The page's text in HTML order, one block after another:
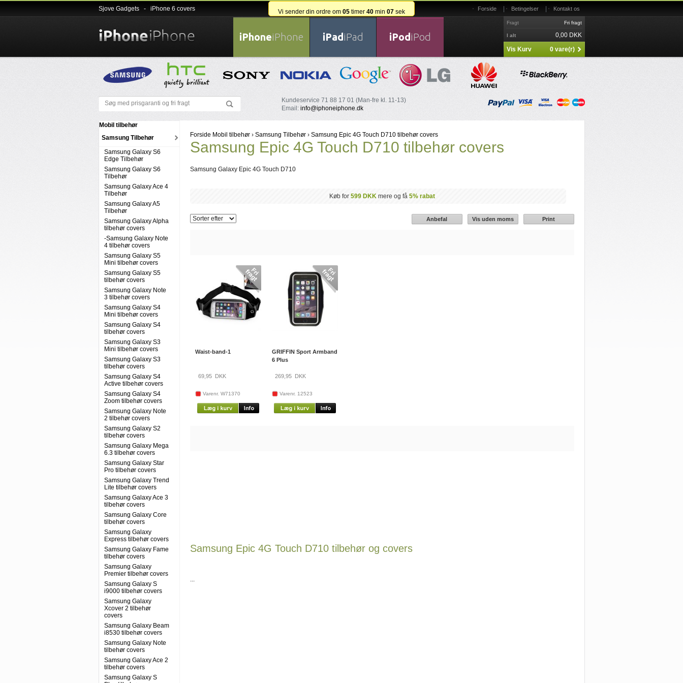
Sjove Gadgets- iPhone 6 covers Vi sender din ordre om 05timer 40min 07sek Forside Betingelser Kontakt os
Mobil tilbehør
Samsung Tilbehør
Samsung Galaxy S6
Edge Tilbehør
Samsung Galaxy S6
Tilbehør
Samsung Galaxy Ace 4
Tilbehør
Samsung Galaxy A5
Tilbehør
Samsung Galaxy Alpha
tilbehør covers
-Samsung Galaxy Note
4 tilbehør covers
Samsung Galaxy S5
Mini tilbehør covers
Samsung Galaxy S5
tilbehør covers
Samsung Galaxy Note
3 tilbehør covers
Samsung Galaxy S4
Mini tilbehør covers
Samsung Galaxy S4
tilbehør covers
Samsung Galaxy S3
Mini tilbehør covers
Samsung Galaxy S3
tilbehør covers
Samsung Galaxy S4
Active tilbehør covers
Samsung Galaxy S4
Zoom tilbehør covers
Samsung Galaxy Note
2 tilbehør covers
Samsung Galaxy S2
tilbehør covers
Samsung Galaxy Mega
6.3 tilbehør covers
Samsung Galaxy Star
Pro tilbehør covers
Samsung Galaxy Trend
Lite tilbehør covers
Samsung Galaxy Ace 3
tilbehør covers
Samsung Galaxy Core
tilbehør covers
Samsung Galaxy
Express tilbehør covers
Samsung Galaxy Fame
tilbehør covers
Samsung Galaxy
Premier tilbehør covers
Samsung Galaxy S
i9000 tilbehør covers
Samsung Galaxy
Xcover 2 tilbehør
covers
Samsung Galaxy Beam
i8530 tilbehør covers
Samsung Galaxy Note
tilbehør covers
Samsung Galaxy Ace 2
tilbehør covers
Samsung Galaxy S
iPhoneiPhone iPadiPad iPodiPod
Fragt Fri fragt
I alt
0,00 DKK
Vis Kurv
0 vare(r)
Kundeservice 71 88 17 01 (Man-fre kl. 11-13)
Email: info@iphoneiphone.dk
Forside Mobil tilbehør› Samsung Tilbehør› Samsung Epic 4G Touch D710 tilbehør covers
Samsung Epic 4G Touch D710 tilbehør covers
Samsung Galaxy Epic 4G Touch D710
Køb for 599 DKKmere og få 5% rabat
Anbefal Vis uden moms Print
Waist-band-1
69,95 DKK
Varenr. W71370
GRIFFIN Sport Armband
6 Plus
269,95 DKK
Varenr. 12523
Samsung Epic 4G Touch D710 tilbehør og covers
...